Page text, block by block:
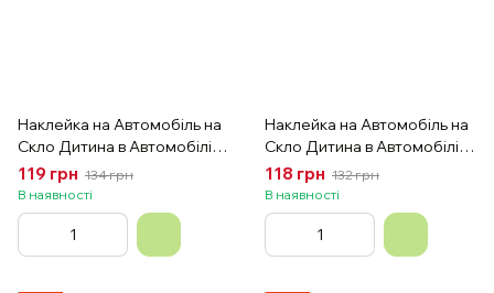
Наклейка на Автомобіль на
Скло Дитина в Автомобілі
Baby on Board #11 18*18 см
+ Монтажна плівка
119 грн 134 грн
В наявності
Наклейка на Автомобіль на
Скло Дитина в Автомобілі
Baby on Board #08 12*25 см
+ Монтажна плівка
118 грн 132 грн
В наявності